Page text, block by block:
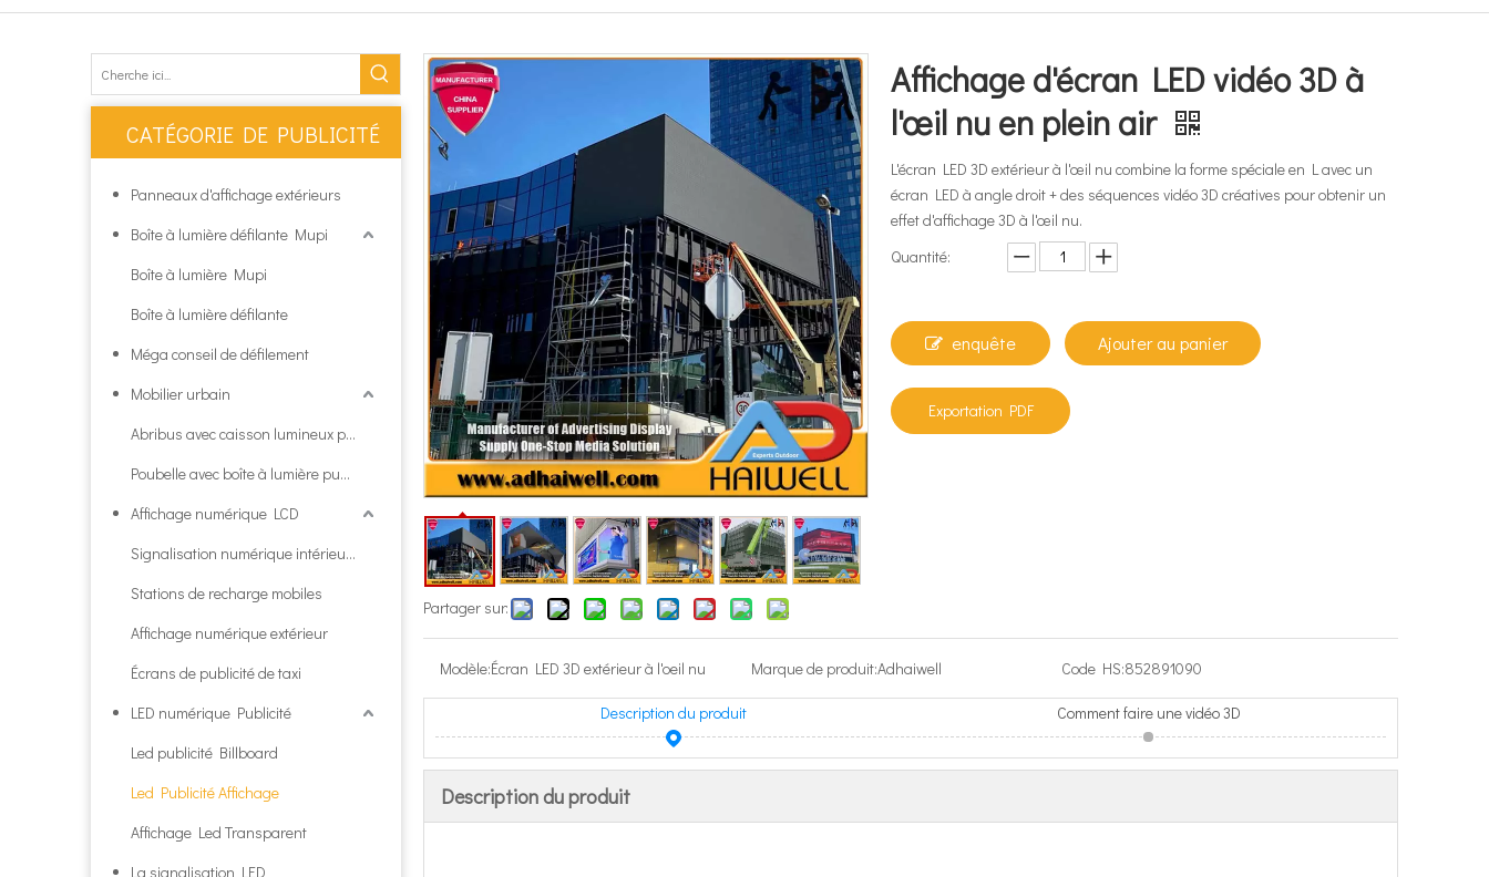
CATÉGORIE DE PUBLICITÉ
Panneaux d'affichage extérieurs
Boîte à lumière défilante Mupi
Boîte à lumière Mupi
Boîte à lumière défilante
Méga conseil de défilement
Mobilier urbain
Abribus avec caisson lumineux publicitaire
Poubelle avec boîte à lumière publicitaire
Affichage numérique LCD
Signalisation numérique intérieure
Stations de recharge mobiles
Affichage numérique extérieur
Écrans de publicité de taxi
LED numérique Publicité
Led publicité Billboard
Led Publicité Affichage
Affichage Led Transparent
La signalisation LED
Partager sur:
Affichage d'écran LED vidéo 3D à
l'œil nu en plein air
L'écran LED 3D extérieur à l'œil nu combine la forme spéciale en L avec un
écran LED à angle droit + des séquences vidéo 3D créatives pour obtenir un
effet d'affichage 3D à l'œil nu.
Quantité:
enquête Ajouter au panier
Exportation PDF
Modèle:Écran LED 3D extérieur à l'oeil nu Marque de produit:Adhaiwell Code HS:852891090
Description du produit Comment faire une vidéo 3D
Description du produit